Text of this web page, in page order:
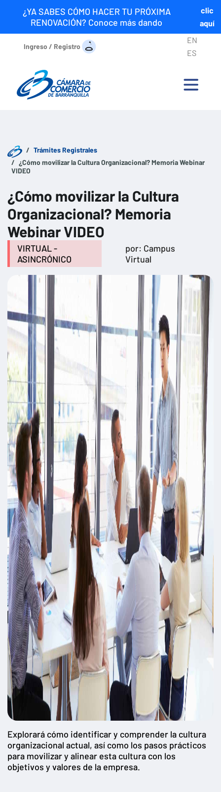
¿YA SABES CÓMO HACER TU PRÓXIMA
RENOVACIÓN? Conoce más dando
clic
aquí
Ingreso / Registro
EN
ES
Trámites Registrales
¿Cómo movilizar la Cultura Organizacional? Memoria Webinar
VIDEO
¿Cómo movilizar la Cultura
Organizacional? Memoria
Webinar VIDEO
VIRTUAL -
ASINCRÓNICO
por: Campus
Virtual
Explorará cómo identificar y comprender la cultura
organizacional actual, así como los pasos prácticos
para movilizar y alinear esta cultura con los
objetivos y valores de la empresa.